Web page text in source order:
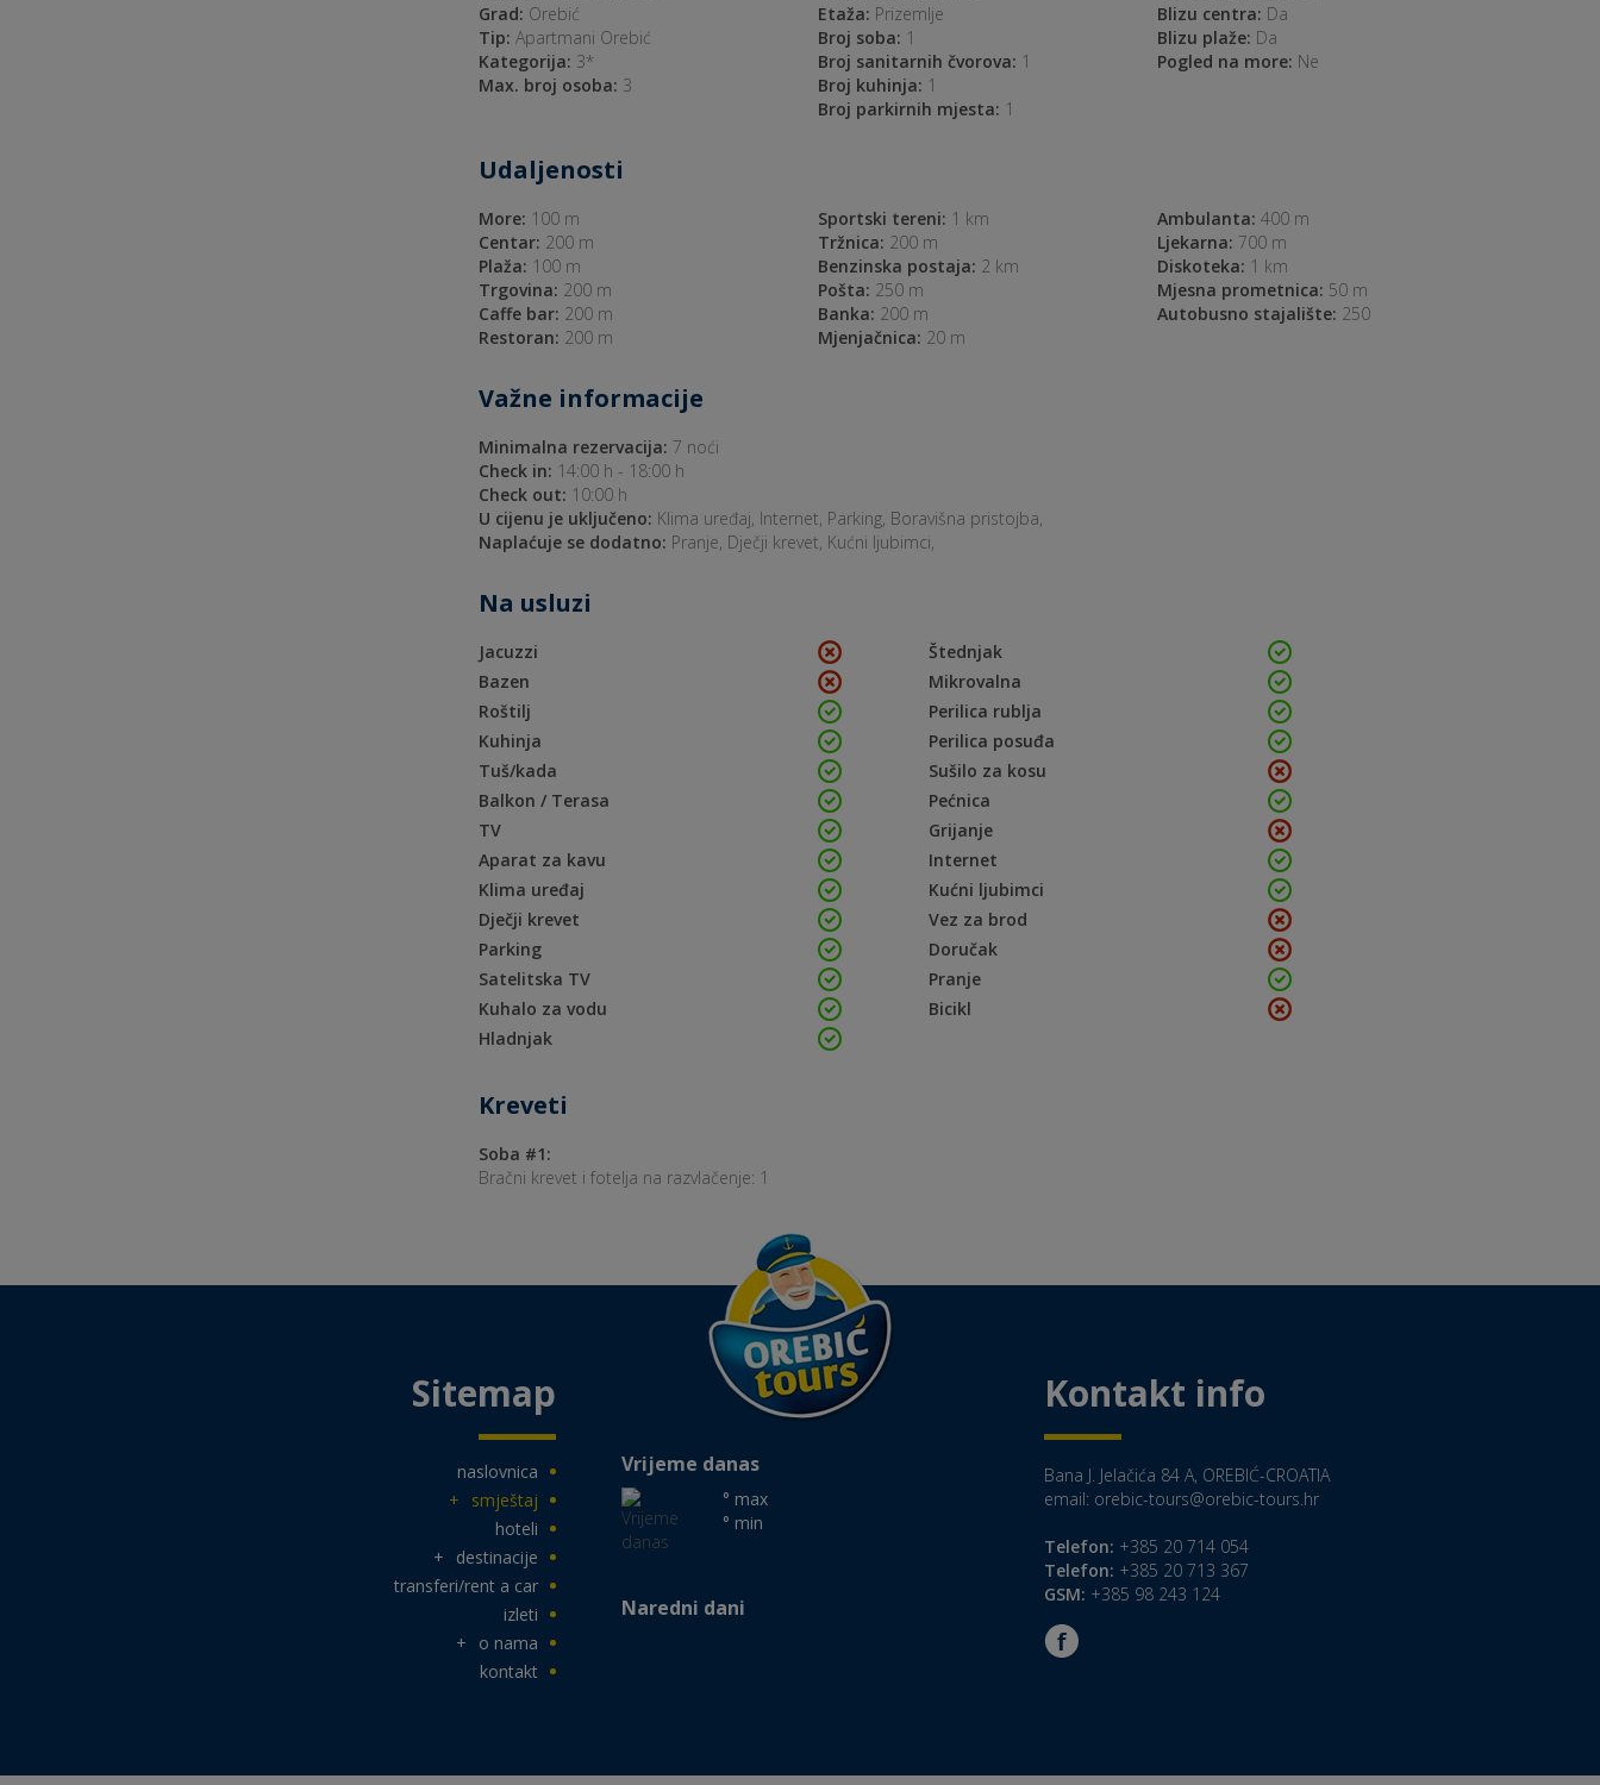
Grad: Orebić
Tip: Apartmani Orebić
Kategorija: 3*
Max. broj osoba: 3
Etaža: Prizemlje
Broj soba: 1
Broj sanitarnih čvorova: 1
Broj kuhinja: 1
Broj parkirnih mjesta: 1
Blizu centra: Da
Blizu plaže: Da
Pogled na more: Ne
Udaljenosti
More: 100 m
Centar: 200 m
Plaža: 100 m
Trgovina: 200 m
Caffe bar: 200 m
Restoran: 200 m
Sportski tereni: 1 km
Tržnica: 200 m
Benzinska postaja: 2 km
Pošta: 250 m
Banka: 200 m
Mjenjačnica: 20 m
Ambulanta: 400 m
Ljekarna: 700 m
Diskoteka: 1 km
Mjesna prometnica: 50 m
Autobusno stajalište: 250
Važne informacije
Minimalna rezervacija: 7 noći
Check in: 14:00 h - 18:00 h
Check out: 10:00 h
U cijenu je uključeno: Klima uređaj, Internet, Parking, Boravišna pristojba,
Naplaćuje se dodatno: Pranje, Dječji krevet, Kućni ljubimci,
Na usluzi
Jacuzzi
Bazen
Roštilj
Kuhinja
Tuš/kada
Balkon / Terasa
TV
Aparat za kavu
Klima uređaj
Dječji krevet
Parking
Satelitska TV
Kuhalo za vodu
Hladnjak
Štednjak
Mikrovalna
Perilica rublja
Perilica posuđa
Sušilo za kosu
Pećnica
Grijanje
Internet
Kućni ljubimci
Vez za brod
Doručak
Pranje
Bicikl
Kreveti
Soba #1:
Bračni krevet i fotelja na razvlačenje: 1
Vrijeme danas
° max
° min
Naredni dani
Sitemap
naslovnica
smještaj
+
hoteli
destinacije
+
transferi/rent a car
izleti
o nama
+
kontakt
Kontakt info
Bana J. Jelačića 84 A, OREBIĆ-CROATIA
email: orebic-tours@orebic-tours.hr
Telefon: +385 20 714 054
Telefon: +385 20 713 367
GSM: +385 98 243 124